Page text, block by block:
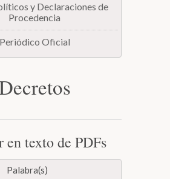
y Declaraciones de
Procedencia
Periódico Oficial
en texto de PDFs
Palabra(s)